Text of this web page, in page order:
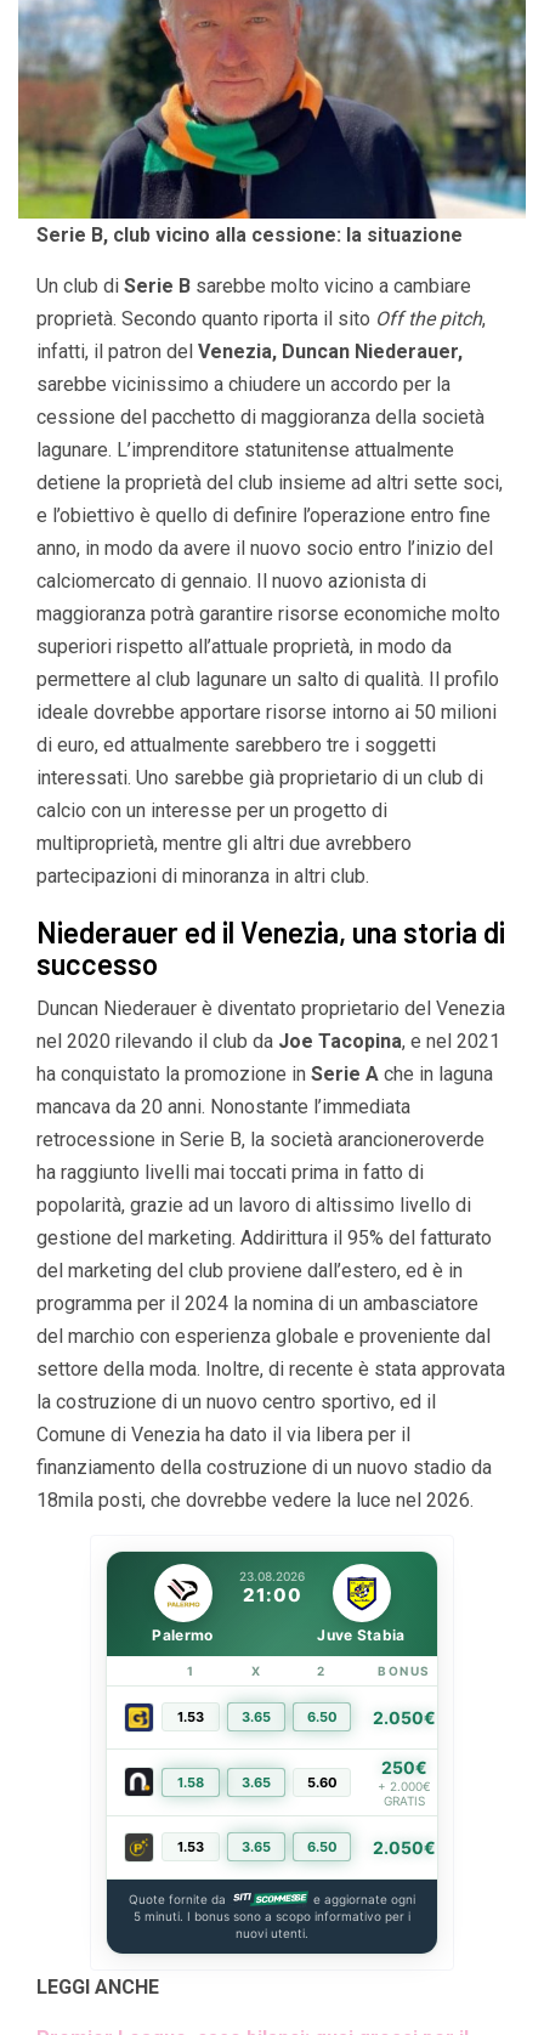
Serie B, club vicino alla cessione: la situazione
Un club di Serie B sarebbe molto vicino a cambiare
proprietà. Secondo quanto riporta il sito Off the pitch,
infatti, il patron del Venezia, Duncan Niederauer,
sarebbe vicinissimo a chiudere un accordo per la
cessione del pacchetto di maggioranza della società
lagunare. L’imprenditore statunitense attualmente
detiene la proprietà del club insieme ad altri sette soci,
e l’obiettivo è quello di definire l’operazione entro fine
anno, in modo da avere il nuovo socio entro l’inizio del
calciomercato di gennaio. Il nuovo azionista di
maggioranza potrà garantire risorse economiche molto
superiori rispetto all’attuale proprietà, in modo da
permettere al club lagunare un salto di qualità. Il profilo
ideale dovrebbe apportare risorse intorno ai 50 milioni
di euro, ed attualmente sarebbero tre i soggetti
interessati. Uno sarebbe già proprietario di un club di
calcio con un interesse per un progetto di
multiproprietà, mentre gli altri due avrebbero
partecipazioni di minoranza in altri club.
Niederauer ed il Venezia, una storia di
successo
Duncan Niederauer è diventato proprietario del Venezia
nel 2020 rilevando il club da Joe Tacopina, e nel 2021
ha conquistato la promozione in Serie A che in laguna
mancava da 20 anni. Nonostante l’immediata
retrocessione in Serie B, la società arancioneroverde
ha raggiunto livelli mai toccati prima in fatto di
popolarità, grazie ad un lavoro di altissimo livello di
gestione del marketing. Addirittura il 95% del fatturato
del marketing del club proviene dall’estero, ed è in
programma per il 2024 la nomina di un ambasciatore
del marchio con esperienza globale e proveniente dal
settore della moda. Inoltre, di recente è stata approvata
la costruzione di un nuovo centro sportivo, ed il
Comune di Venezia ha dato il via libera per il
finanziamento della costruzione di un nuovo stadio da
18mila posti, che dovrebbe vedere la luce nel 2026.
23.08.2026
21:00
Palermo Juve Stabia
1 X 2 BONUS
1.53 3.65 6.50 2.050€
1.58 3.65 5.60
250€
+ 2.000€
GRATIS
1.53 3.65 6.50 2.050€
Quote fornite da
e aggiornate ogni
5 minuti. I bonus sono a scopo informativo per i
nuovi utenti.
LEGGI ANCHE